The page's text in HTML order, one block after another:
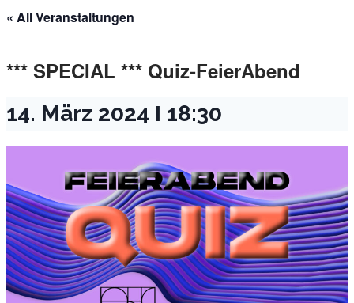
« All Veranstaltungen
*** SPECIAL *** Quiz-FeierAbend
14. März 2024 Ι 18:30